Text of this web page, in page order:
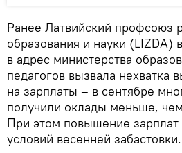
Ранее Латвийский профсоюз
образования и науки (LIZDA)
в адрес министерства
педагогов вызвала нехватка
на зарплаты – в сентябре
получили оклады меньше,
При этом повышение
условий весенней забастовки.